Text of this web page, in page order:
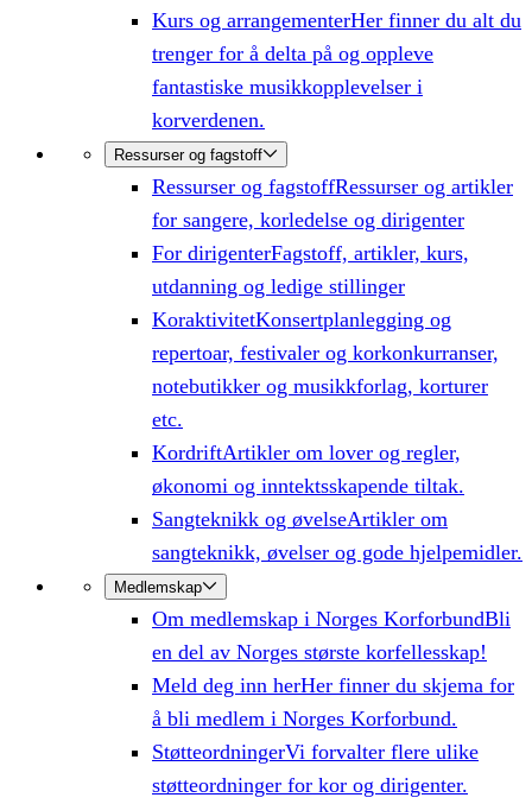
Kurs og arrangementerHer finner du alt du
trenger for å delta på og oppleve
fantastiske musikkopplevelser i
korverdenen.
Ressurser og fagstoff
Ressurser og fagstoffRessurser og artikler
for sangere, korledelse og dirigenter
For dirigenterFagstoff, artikler, kurs,
utdanning og ledige stillinger
KoraktivitetKonsertplanlegging og
repertoar, festivaler og korkonkurranser,
notebutikker og musikkforlag, korturer
etc.
KordriftArtikler om lover og regler,
økonomi og inntektsskapende tiltak.
Sangteknikk og øvelseArtikler om
sangteknikk, øvelser og gode hjelpemidler.
Medlemskap
Om medlemskap i Norges KorforbundBli
en del av Norges største korfellesskap!
Meld deg inn herHer finner du skjema for
å bli medlem i Norges Korforbund.
StøtteordningerVi forvalter flere ulike
støtteordninger for kor og dirigenter.